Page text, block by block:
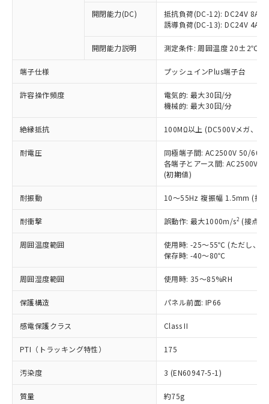
開閉能力(DC)
抵抗負荷(DC-12): DC24V 8A/
誘導負荷(DC-13): DC24V 4A/
開閉能力説明 測定条件: 周囲温度 20±2℃、
端子仕様 プッシュインPlus端子台
許容操作頻度
電気的: 最大30回/分
機械的: 最大30回/分
絶縁抵抗 100MΩ以上 (DC500Vメガ、点
耐電圧
同極端子間: AC2500V 50/
各端子とアース間: AC2500V
(初期値)
耐振動 10～55Hz 複振幅 1.5mm (接
耐衝撃 誤動作: 最大1000m/s2 (接点
周囲温度範囲
使用時: -25～55℃ (ただし、氷
保存時: -40～80℃
周囲湿度範囲 使用時: 35～85%RH
保護構造 パネル前面: IP66
感電保護クラス Class II
PTI（トラッキング特性） 175
汚染度 3 (EN60947-5-1)
質量 約75g
商品の当社在庫状況および標準価格
(税抜)を提供させていただくもので
当社制御機器事業取扱商品の中には、
本サービスの対象外となる商品もある
ことをご了承ください。
在庫状況および標準価格照会結果は、
記載している更新日時点での社内デー
タに基づき作成されるものであり、閲
覧された時点での実際の在庫および標
準価格とは異なる場合があることをご
正式な納期状況および標準価格はお客
様のお取引先、またはお客様担当のオ
ムロン制御機器販売店・当社販売員に
オムロン制御機器販売店や当社販売拠
販売ネットワーク
」をご確認
在庫状況および標準価格結果を当社の
事前の承諾なく第三者に漏洩または開
示しないようお願いします。
マイパーツ機能（部品リスト作成サー
ビス）をご利用いただくには、I-Web
メンバーズにご登録されている必要が
あります。
お客様が当ウェブサイト上で当社にご
登録された部品リストについて、当社
および当社の共同利用者が、当社の製
品・サービスに関するお客様との取
引・商談に必要な範囲で利用すること
非含有の対応状況を調査中または確認中の
非該当品：ライセンス料など無形物で、有
害物質有無と関係のない商品です。
いたものが、含有品と判明した場合などや
むを得ず変更することがあります。
鉛(Pb) 1000ppm以下、 水銀(Hg) 1000ppm以下、 カド
六価クロム(Cr(Ⅵ)) 1000ppm以下、ポリ臭化ビフェニル
類(PBB) 1000ppm以下、ポリ臭化ジフェニルエーテル類
(PBDE) 1000ppm以下、フタル酸ビス(2-エチルヘキシ
ル) (DEHP)(別名：DOP) 1000ppm以下、フタル酸ブチ
ルベンジル（BBP） 1000ppm以下、フタル酸ジブチル
（DBP） 1000ppm以下、フタル酸ジイソブチル
但し、RoHS指令で産業用監視および制御機器に対する
図的な使用がないことを確認しています。
部品在庫の切り替え状況などにより、予定
月が前後することがあります。
※3 非含有証明書ダウンロード
下記の非含有証明書をダウンロードするこ
「○」：最大均質材料含有率が中国RoHSの
基準値以下であることを示します。
「×」：最大均質材料含有率が中国RoHSの
基準値を超えていることを示します。
い合わせください。
*中国RoHS10物質の基準値 (GB/T26572)：
Pb(鉛) :1000ppm、 Hg(水銀) : 1000ppm、 Cd(カドミウ
ム) : 100ppm、
Cr(Ⅵ)(六価クロム) : 1000ppm、 PBBs(ポリ臭化ビフェ
ニル類) : 1000ppm、 PBDEs(ポリ臭化ジフェニルエーテ
DBP(フタル酸ジブチル) : 1000ppm、 DIBP(フタル酸ジ
イソブチル) : 1000ppm、 BBP(フタル酸ブチルベンジ
DEHP(フタル酸ビス(2-エチルヘキシル)) : 1000ppm
「ｅ」：有害物質（10物質）のすべてが基
準値以下であることを示します。
「10」：通常の使用状況下において有害物
質が外部に漏えいし、環境に深刻な影響を
及ぼさない年数を意味します。
「－」：未確認です。当社販売部門へお問
当社は、これら貴社製品のうち、外国
為替および外国貿易法に定める商品
（以下｢規制貨物等」という）を輸出
または国外への提供する場合は、日本
国政府の輸出許可(または役務取引許
可)を取得するなどの必要な手続きを
当社は規制貨物を破棄する場合は、完
全に破砕するなど、違法に輸出されな
いよう必要な手段を講じます。
当社は貴社製品を、核兵器、ミサイ
ル、化学兵器、生物兵器またはその他
武器並びにこれらの製造装置等に一切
当社は、貴社製品を第三者に販売する
場合は、上記1、2および3の内容を当
該第三者に通知します。また当社は、
販売先および販売に係わる関係者が違
法に輸出するおそれがある場合は、取
り引きをいたしません。
キャンセル
一定数以上の在庫あり
一定数には満たないが在庫あり
在庫なし(最新の在庫状況につ
いては、お客様のお取引先、ま
たはお客様担当のオムロン制御
機器販売店・当社販売員にご確
受注生産機種、また在庫状況の
情報を公開していない機種